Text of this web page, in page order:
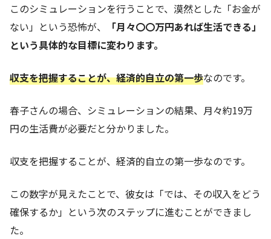
このシミュレーションを行うことで、漠然とした「お金が
ない」という恐怖が、
「月々〇〇万円あれば生活できる」
という具体的な目標に変わります。
収支を把握することが、経済的自立の第一歩なのです。
春子さんの場合、シミュレーションの結果、月々約19万
円の生活費が必要だと分かりました。
収支を把握することが、経済的自立の第一歩なのです。
この数字が見えたことで、彼女は「では、その収入をどう
確保するか」という次のステップに進むことができまし
た。